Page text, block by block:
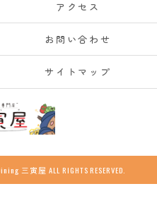
アクセス
お問い合わせ
サイトマップ
三寅屋 ALL RIGHTS RESERVED.